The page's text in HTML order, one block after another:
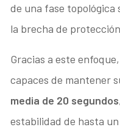
de una fase topológica
la brecha de
Gracias a este
capaces de mantener
media de 20 segundos
estabilidad de hasta